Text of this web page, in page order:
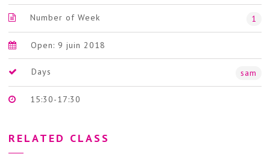
Number of Week 1
Open: 9 juin 2018
Days sam
15:30-17:30
RELATED CLASS